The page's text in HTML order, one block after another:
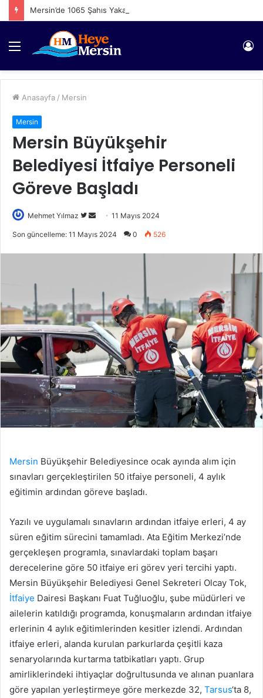
Mersin’de 1065 Şahıs Yakalandı
Menü
Anasayfa / Mersin
Mersin
Mersin Büyükşehir
Belediyesi İtfaiye Personeli
Göreve Başladı
Mehmet Yılmaz
Twitter'da
Bir
11 Mayıs 2024
Son güncelleme: 11 Mayıs 2024 0 526
Mersin Büyükşehir Belediyesince ocak ayında alım için
sınavları gerçekleştirilen 50 itfaiye personeli, 4 aylık
eğitimin ardından göreve başladı.
Yazılı ve uygulamalı sınavların ardından itfaiye erleri, 4 ay
süren eğitim sürecini tamamladı. Ata Eğitim Merkezi’nde
gerçekleşen programla, sınavlardaki toplam başarı
derecelerine göre 50 itfaiye eri görev yeri tercihi yaptı.
Mersin Büyükşehir Belediyesi Genel Sekreteri Olcay Tok,
İtfaiye Dairesi Başkanı Fuat Tuğluoğlu, şube müdürleri ve
ailelerin katıldığı programda, konuşmaların ardından itfaiye
erlerinin 4 aylık eğitimlerinden kesitler izlendi. Ardından
itfaiye erleri, alanda kurulan parkurlarda çeşitli kaza
senaryolarında kurtarma tatbikatları yaptı. Grup
amirliklerindeki ihtiyaçlar doğrultusunda ve alınan puanlara
göre yapılan yerleştirmeye göre merkezde 32, Tarsus‘ta 8,